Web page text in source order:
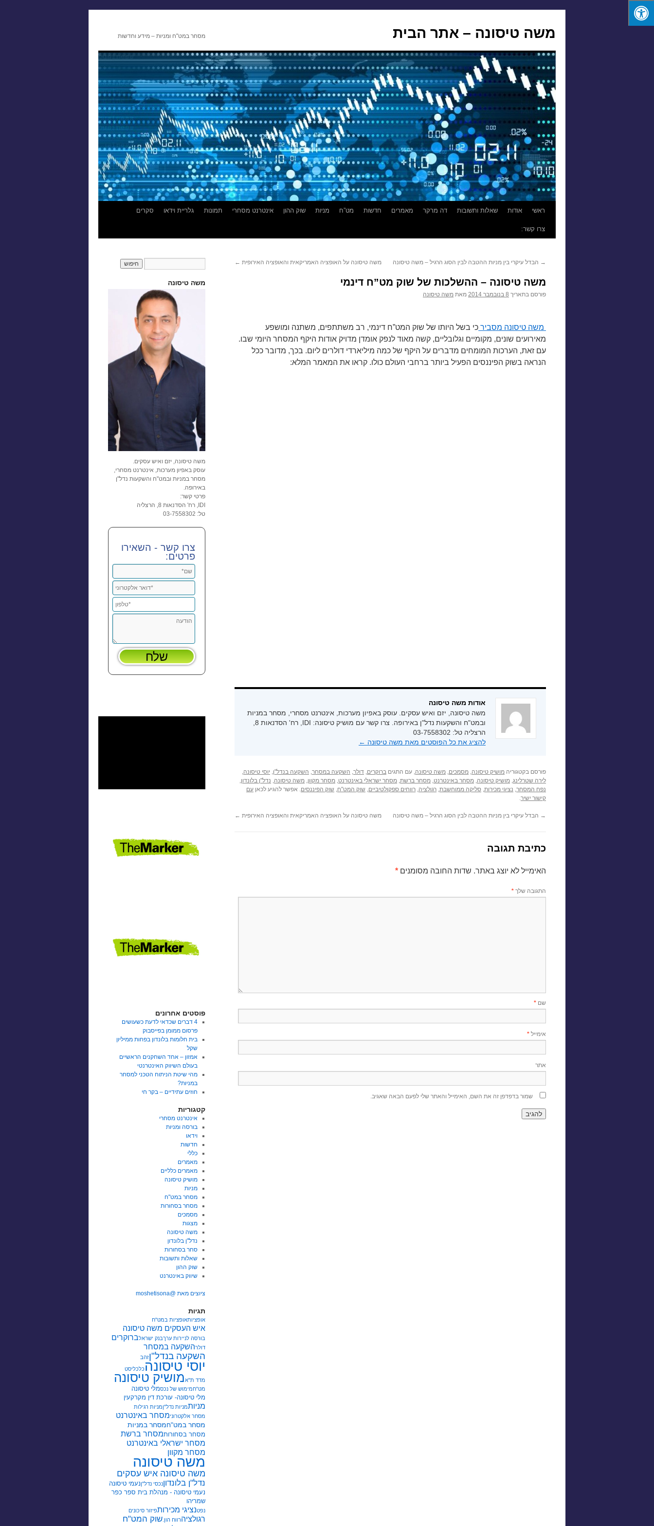
משה טיסונה – אתר הבית מסחר במט"ח ומניות – מידע וחדשות
לדלג
לתוכן
ראשי אודות שאלות ותשובות דה מרקר מאמרים חדשות מט”ח מניות שוק ההון אינטרנט מסחרי תמונות גלריית וידאו סקרים
צרו קשר:
→ הבדל עיקרי בין מניות ההטבה לבין הסוג הרגיל – משה טיסונה משה טיסונה על האופציה האמריקאית והאופציה האירופית ←
משה טיסונה – ההשלכות של שוק מט”ח דינמי
פורסם בתאריך 8 בנובמבר 2014 מאת משה טיסונה
משה טיסונה מסביר כי בשל היותו של שוק המט”ח דינמי, רב משתתפים, משתנה ומושפע
מאירועים שונים, מקומיים וגלובליים, קשה מאוד לנפק אומדן מדויק אודות היקף המסחר היומי שבו.
עם זאת, הערכות המומחים מדברים על היקף של כמה מיליארדי דולרים ליום. בכך, מדובר ככל
הנראה בשוק הפיננסים הפעיל ביותר ברחבי העולם כולו. קראו את המאמר המלא:
אודות משה טיסונה
משה טיסונה, יזם ואיש עסקים. עוסק באפיון מערכות, אינטרנט מסחרי, מסחר במניות
הרצליה טל: 03-7558302
להציג את כל הפוסטים מאת משה טיסונה‏ ←
פורסם בקטגוריה מושיק טיסונה, מסמכים, משה טיסונה, עם התגים ברוקרים, דולר, השקעה במסחר, השקעה בנדל"ן, יוסי טיסונה,
לירה שטרלינג, מושיק טיסונה, מסחר באינטרנט, מסחר ברשת, מסחר ישראלי באינטרנט, מסחר מקוון, משה טיסונה, נדל"ן בלונדון,
נפח המסחר, נציגי מכירות, סליקה ממוחשבת, רגולציה, רווחים ספקולטיביים, שוק המט"ח, שוק הפיננסים. אפשר להגיע לכאן עם
קישור ישיר.
→ הבדל עיקרי בין מניות ההטבה לבין הסוג הרגיל – משה טיסונה משה טיסונה על האופציה האמריקאית והאופציה האירופית ←
כתיבת תגובה
האימייל לא יוצג באתר. שדות החובה מסומנים *
התגובה שלך *
שם *
אימייל *
אתר
שמור בדפדפן זה את השם, האימייל והאתר שלי לפעם הבאה שאגיב.
משה טיסונה
משה טיסונה, יזם ואיש עסקים.
עוסק באפיון מערכות, אינטרנט מסחרי,
מסחר במניות ובמט"ח והשקעות נדל"ן
באירופה.
פרטי קשר:
IDI, רח' הסדנאות 8, הרצליה
טל: 03-7558302
צרו קשר - השאירו
פרטים:
פוסטים אחרונים
4 דברים שכדאי לדעת כשעושים
פרסום ממומן בפייסבוק
בית חלומות בלונדון בפחות ממיליון
שקל
אמזון – אחד השחקנים הראשיים
בעולם השיווק האינטרנטי
מהי שיטת הניתוח הטכני למסחר
במניות?
חוזים עתידיים – בקר חי
קטגוריות
אינטרנט מסחרי
בורסה ומניות
וידאו
חדשות
כללי
מאמרים
מאמרים כלליים
מושיק טיסונה
מניות
מסחר במט"ח
מסחר בסחורות
מסמכים
מצגות
משה טיסונה
נדל"ן בלונדון
סחר בסחורות
שאלות ותשובות
שוק ההון
שיווק באינטרנט
ציוצים מאת @moshetisona
תגיות
אופציותאופציות במט"ח
איש העסקים משה טיסונה
בורסה לניירות ערךבנק ישראלברוקרים
דולרהשקעה במסחר
השקעה בנדל"ןזהב
יוסי טיסונהכלכליסט
מדד ת"אמושיק טיסונה
מט"חמימוש של נכסמלי טיסונה
מלי טיסונה- עורכת דין מקרקעין
מניותמניות נדל"ןמניות רגילות
מסחר אלקטרונימסחר באינטרנט
מסחר במט"חמסחר במניות
מסחר בסחורותמסחר ברשת
מסחר ישראלי באינטרנט
מסחר מקוון
משה טיסונה
משה טיסונה איש עסקים
נדל"ן בלונדוןנכסי נדל"ןנעמי טיסונה
נעמי טיסונה - מנהלת בית ספר כפר
שמריהו
נפטנציגי מכירותפיזור סיכונים
רגולציהרווח הון. שוק המט"ח